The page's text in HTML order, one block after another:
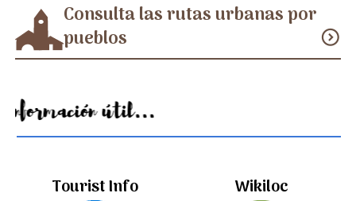
Consulta las rutas urbanas por
pueblos
expand_circle_down
Información útil...
Tourist Info Wikiloc